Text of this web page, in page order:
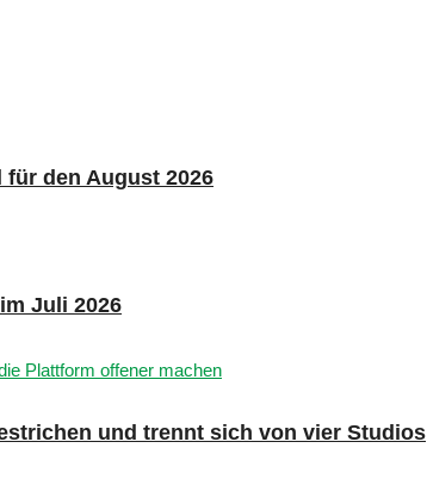
für den August 2026
Juli 2026
und trennt sich von vier Studios